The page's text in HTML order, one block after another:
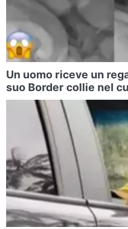
Un uomo riceve un
suo Border collie nel